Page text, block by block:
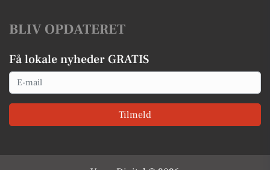
BLIV OPDATERET
Få lokale nyheder GRATIS
Email
Tilmeld